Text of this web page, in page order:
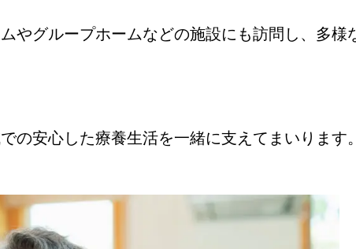
やグループホームなどの施設にも訪問し、多様
の安心した療養生活を一緒に支えてまいります。